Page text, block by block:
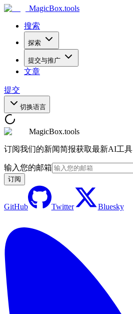
MagicBox.tools
搜索
探索
提交与推广
文章
提交
切换语言
MagicBox.tools
订阅我们的新闻简报获取最新AI工具
输入您的邮箱
订阅
GitHub Twitter Bluesky